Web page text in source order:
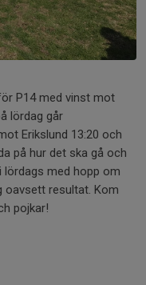
P14 med vinst mot
lördag går
Erikslund 13:20 och
på hur det ska gå och
lördags med hopp om
oavsett resultat. Kom
pojkar!